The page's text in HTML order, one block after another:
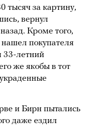
тысяч за картину,
вернул
Кроме того,
нашел покупателя
33-летний
же якобы в тот
и Бирн пытались
даже ездил